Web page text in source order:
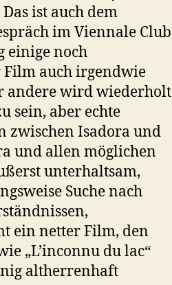
ist auch dem
im Viennale Club
einige noch
Film auch irgendwie
andere wird wiederholt
sein, aber echte
zwischen Isadora und
und allen möglichen
unterhaltsam,
Suche nach
ein netter Film, den
„L’inconnu du lac“
altherrenhaft